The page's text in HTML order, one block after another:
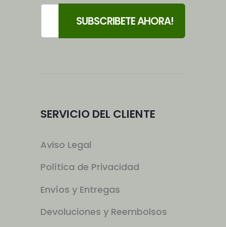
SERVICIO DEL CLIENTE
Aviso Legal
Política de Privacidad
Envíos y Entregas
Devoluciones y Reembolsos